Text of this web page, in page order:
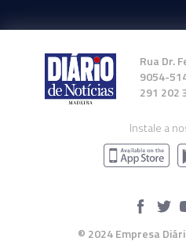
Rua Dr.
9054-
291 202
Instale a
© 2024 Empresa